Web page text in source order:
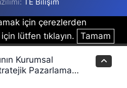
için çerezlerden
lütfen tıklayın.
Tamam
Kurumsal
Pazarlama